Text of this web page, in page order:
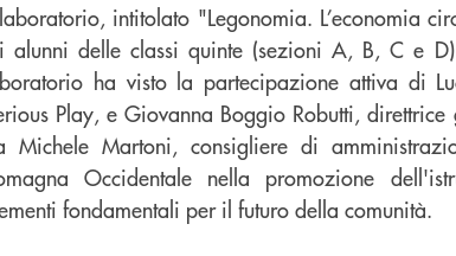
intitolato "Legonomia. L’economia
alunni delle classi quinte (sezioni A, B, C e
ha visto la partecipazione attiva di
Play, e Giovanna Boggio Robutti,
Michele Martoni, consigliere di
Occidentale nella promozione
fondamentali per il futuro della comunità.